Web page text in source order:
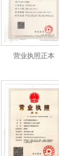
营业执照正本